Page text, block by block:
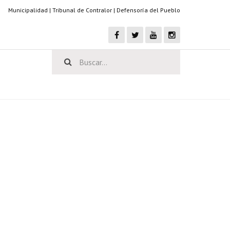
Municipalidad | Tribunal de Contralor | Defensoría del Pueblo